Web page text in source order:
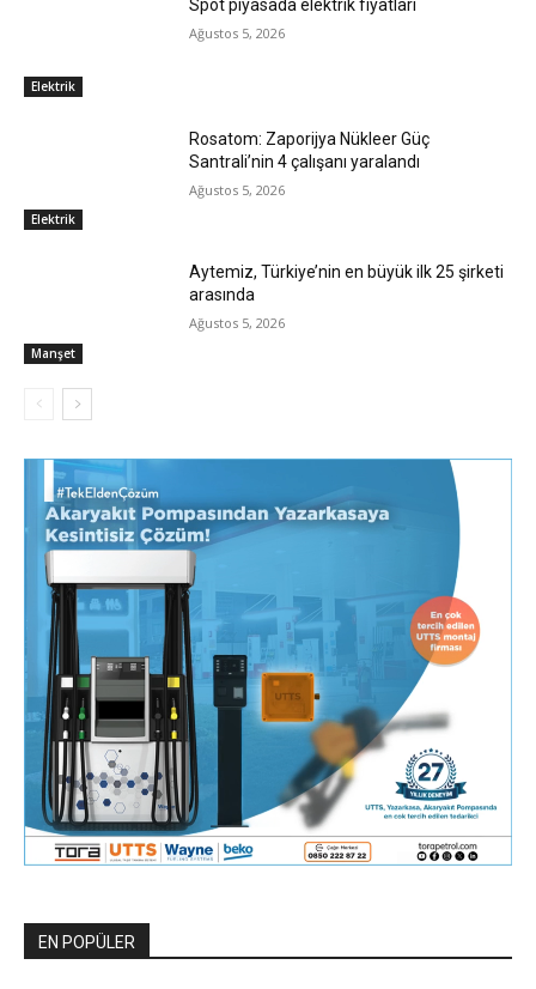
Elektrik
Spot piyasada elektrik fiyatları
Ağustos 5, 2026
Elektrik
Rosatom: Zaporijya Nükleer Güç
Santrali’nin 4 çalışanı yaralandı
Ağustos 5, 2026
Manşet
Aytemiz, Türkiye’nin en büyük ilk 25 şirketi
arasında
Ağustos 5, 2026
EN POPÜLER